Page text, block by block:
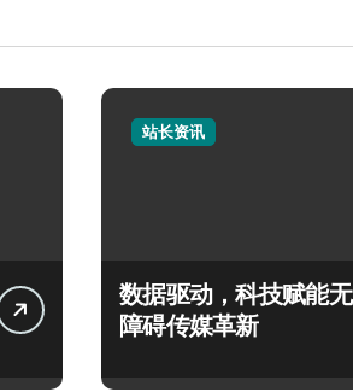
站长资讯
数据驱动，科技赋能无
障碍传媒革新